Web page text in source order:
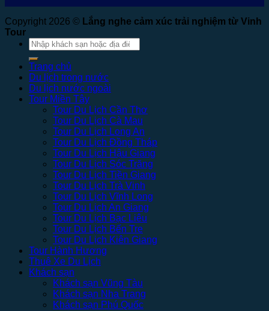
Copyright 2026 © Lắng nghe cảm xúc trải nghiệm từ Vinh
Tour
Tìm
kiếm:
Trang chủ
Du lịch trong nước
Du lịch nước ngoài
Tour Miền Tây
Tour Du Lịch Cần Thơ
Tour Du Lịch Cà Mau
Tour Du Lịch Long An
Tour Du Lịch Đồng Tháp
Tour Du Lịch Hậu Giang
Tour Du Lịch Sóc Trăng
Tour Du Lịch Tiền Giang
Tour Du Lịch Trà Vinh
Tour Du Lịch Vĩnh Long
Tour Du Lịch An Giang
Tour Du Lịch Bạc Liêu
Tour Du Lịch Bến Tre
Tour Du Lịch Kiên Giang
Tour Hành Hương
Thuê Xe Du Lịch
Khách sạn
Khách sạn Vũng Tàu
Khách sạn Nha Trang
Khách sạn Phú Quốc